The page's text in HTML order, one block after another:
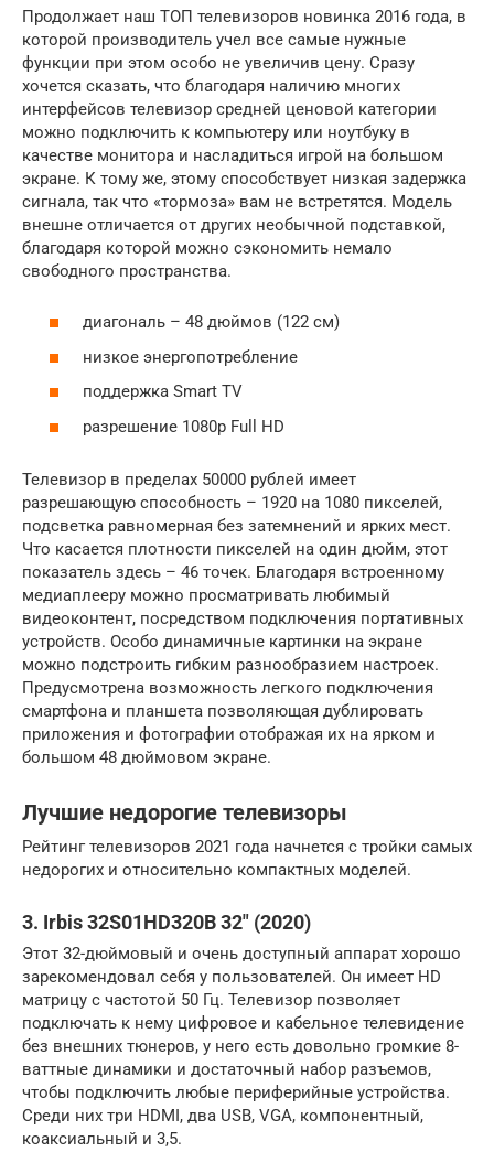
Продолжает наш ТОП телевизоров новинка 2016 года, в
которой производитель учел все самые нужные
функции при этом особо не увеличив цену. Сразу
хочется сказать, что благодаря наличию многих
интерфейсов телевизор средней ценовой категории
можно подключить к компьютеру или ноутбуку в
качестве монитора и насладиться игрой на большом
экране. К тому же, этому способствует низкая задержка
сигнала, так что «тормоза» вам не встретятся. Модель
внешне отличается от других необычной подставкой,
благодаря которой можно сэкономить немало
свободного пространства.
диагональ – 48 дюймов (122 см)
низкое энергопотребление
поддержка Smart TV
разрешение 1080p Full HD
Телевизор в пределах 50000 рублей имеет
разрешающую способность – 1920 на 1080 пикселей,
подсветка равномерная без затемнений и ярких мест.
Что касается плотности пикселей на один дюйм, этот
показатель здесь – 46 точек. Благодаря встроенному
медиаплееру можно просматривать любимый
видеоконтент, посредством подключения портативных
устройств. Особо динамичные картинки на экране
можно подстроить гибким разнообразием настроек.
Предусмотрена возможность легкого подключения
смартфона и планшета позволяющая дублировать
приложения и фотографии отображая их на ярком и
большом 48 дюймовом экране.
Лучшие недорогие телевизоры
Рейтинг телевизоров 2021 года начнется с тройки самых
недорогих и относительно компактных моделей.
3. Irbis 32S01HD320B 32″ (2020)
Этот 32-дюймовый и очень доступный аппарат хорошо
зарекомендовал себя у пользователей. Он имеет HD
матрицу с частотой 50 Гц. Телевизор позволяет
подключать к нему цифровое и кабельное телевидение
без внешних тюнеров, у него есть довольно громкие 8-
ваттные динамики и достаточный набор разъемов,
чтобы подключить любые периферийные устройства.
Среди них три HDMI, два USB, VGA, компонентный,
коаксиальный и 3,5.